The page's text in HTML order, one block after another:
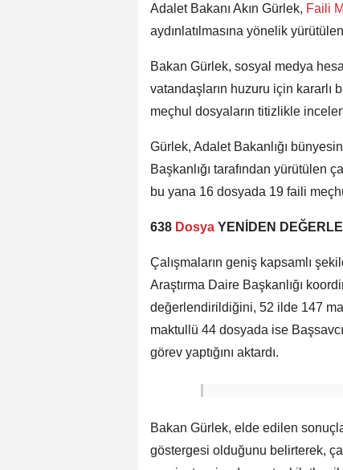
Adalet Bakanı Akın Gürlek, Faili
aydınlatılmasına yönelik
Bakan Gürlek, sosyal medya
vatandaşların huzuru için kararlı
meçhul dosyaların titizlikle
Gürlek, Adalet Bakanlığı
Başkanlığı tarafından yürütülen
bu yana 16 dosyada 19 faili
638 Dosya YENİDEN
Çalışmaların geniş kapsamlı
Araştırma Daire Başkanlığı
değerlendirildiğini, 52 ilde 147
maktullü 44 dosyada ise
görev yaptığını aktardı.
Bakan Gürlek, elde edilen
göstergesi olduğunu belirterek,